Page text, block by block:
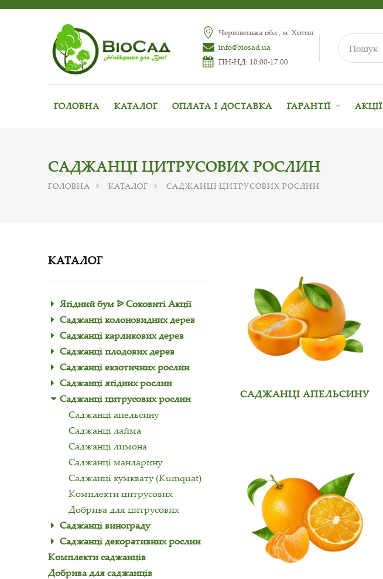
Чернівецька обл., м. Хотин
info@biosad.ua
ПН-НД: 10:00-17:00
ГОЛОВНА КАТАЛОГ ОПЛАТА І ДОСТАВКА ГАРАНТІЇ АКЦІЇ
САДЖАНЦІ ЦИТРУСОВИХ РОСЛИН
ГОЛОВНА КАТАЛОГ САДЖАНЦІ ЦИТРУСОВИХ РОСЛИН
КАТАЛОГ
Ягідний бум ᐉ Соковиті Акції
Саджанці колоновидних дерев
Саджанці карликових дерев
Саджанці плодових дерев
Саджанці екзотичних рослин
Саджанці ягідних рослин
Саджанці цитрусових рослин
Саджанці апельсину
Саджанці лайма
Саджанці лимона
Саджанці мандарину
Саджанці кумквату (Kumquat)
Комплекти цитрусових
Добрива для цитрусових
Саджанці винограду
Саджанці декоративних рослин
Комплекти саджанців
Добрива для саджанців
САДЖАНЦІ АПЕЛЬСИНУ